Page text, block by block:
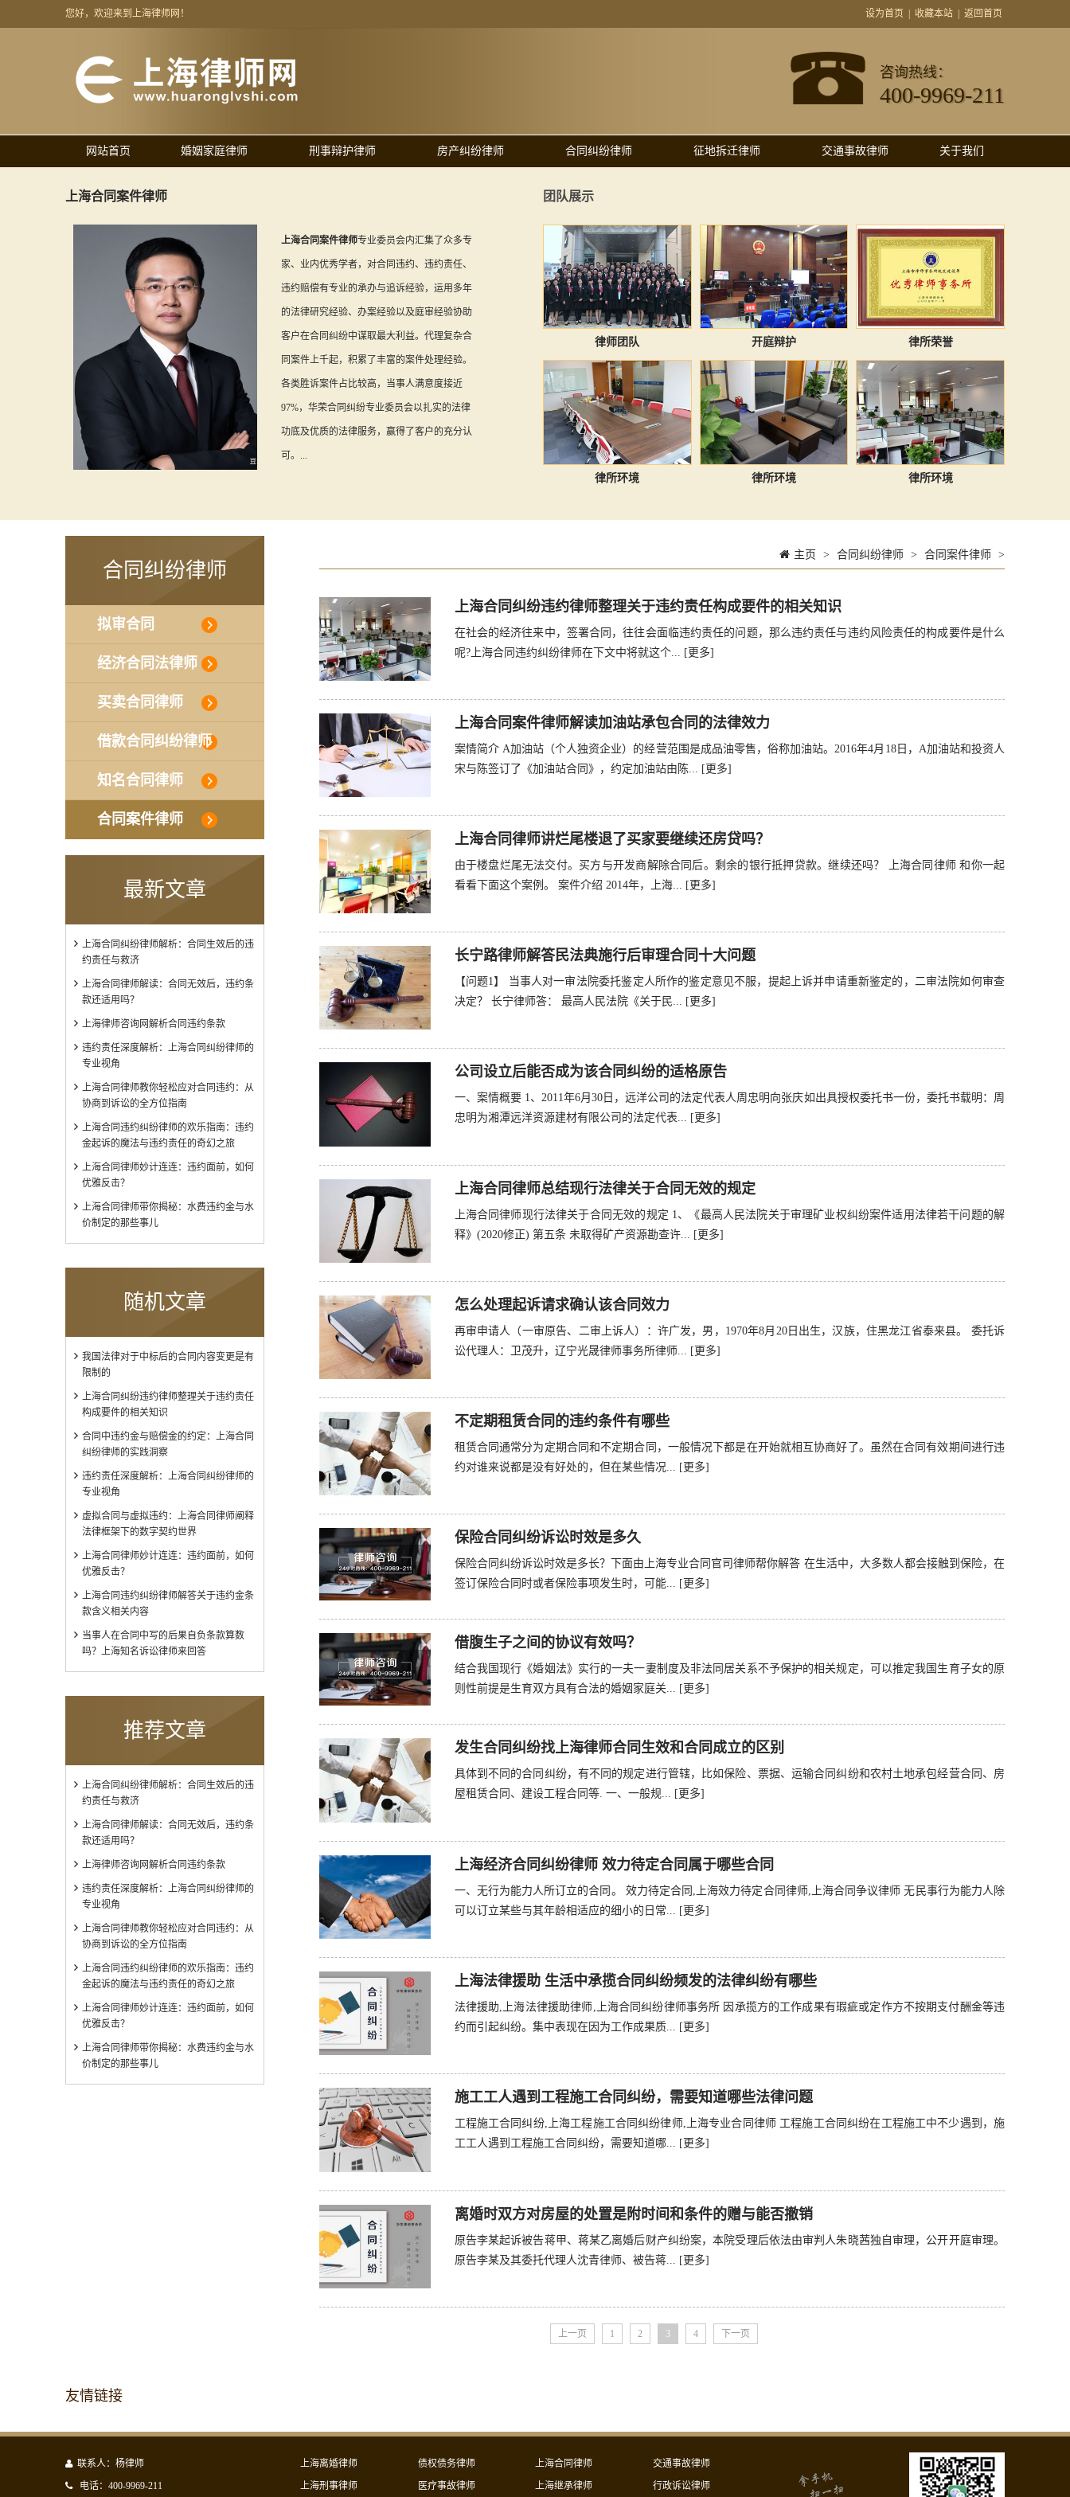
您好，欢迎来到上海律师网！ 设为首页 收藏本站 返回首页
咨询热线：
400-9969-211
网站首页 婚姻家庭律师 刑事辩护律师 房产纠纷律师 合同纠纷律师 征地拆迁律师 交通事故律师 关于我们
上海合同案件律师
上海合同案件律师专业委员会内汇集了众多专
家、业内优秀学者，对合同违约、违约责任、
违约赔偿有专业的承办与追诉经验，运用多年
的法律研究经验、办案经验以及庭审经验协助
客户在合同纠纷中谋取最大利益。代理复杂合
同案件上千起，积累了丰富的案件处理经验。
各类胜诉案件占比较高，当事人满意度接近
97%，华荣合同纠纷专业委员会以扎实的法律
功底及优质的法律服务，赢得了客户的充分认
可。...
团队展示
律师团队 开庭辩护 律所荣誉
律所环境 律所环境 律所环境
合同纠纷律师
拟审合同
经济合同法律师
买卖合同律师
借款合同纠纷律师
知名合同律师
合同案件律师
最新文章
上海合同纠纷律师解析：合同生效后的违
约责任与救济
上海合同律师解读：合同无效后，违约条
款还适用吗？
上海律师咨询网解析合同违约条款
违约责任深度解析：上海合同纠纷律师的
专业视角
上海合同律师教你轻松应对合同违约：从
协商到诉讼的全方位指南
上海合同违约纠纷律师的欢乐指南：违约
金起诉的魔法与违约责任的奇幻之旅
上海合同律师妙计连连：违约面前，如何
优雅反击？
上海合同律师带你揭秘：水费违约金与水
价制定的那些事儿
随机文章
我国法律对于中标后的合同内容变更是有
限制的
上海合同纠纷违约律师整理关于违约责任
构成要件的相关知识
合同中违约金与赔偿金的约定：上海合同
纠纷律师的实践洞察
违约责任深度解析：上海合同纠纷律师的
专业视角
虚拟合同与虚拟违约：上海合同律师阐释
法律框架下的数字契约世界
上海合同律师妙计连连：违约面前，如何
优雅反击？
上海合同违约纠纷律师解答关于违约金条
款含义相关内容
当事人在合同中写的后果自负条款算数
吗？上海知名诉讼律师来回答
推荐文章
上海合同纠纷律师解析：合同生效后的违
约责任与救济
上海合同律师解读：合同无效后，违约条
款还适用吗？
上海律师咨询网解析合同违约条款
违约责任深度解析：上海合同纠纷律师的
专业视角
上海合同律师教你轻松应对合同违约：从
协商到诉讼的全方位指南
上海合同违约纠纷律师的欢乐指南：违约
金起诉的魔法与违约责任的奇幻之旅
上海合同律师妙计连连：违约面前，如何
优雅反击？
上海合同律师带你揭秘：水费违约金与水
价制定的那些事儿
主页 > 合同纠纷律师 > 合同案件律师 >
上海合同纠纷违约律师整理关于违约责任构成要件的相关知识
在社会的经济往来中，签署合同，往往会面临违约责任的问题，那么违约责任与违约风险责任的构成要件是什么
呢?上海合同违约纠纷律师在下文中将就这个... [更多]
上海合同案件律师解读加油站承包合同的法律效力
案情简介 A加油站（个人独资企业）的经营范围是成品油零售，俗称加油站。2016年4月18日，A加油站和投资人
宋与陈签订了《加油站合同》，约定加油站由陈...
[更多]
上海合同律师讲烂尾楼退了买家要继续还房贷吗？
由于楼盘烂尾无法交付。买方与开发商解除合同后。剩余的银行抵押贷款。继续还吗？ 上海合同律师 和你一起
看看下面这个案例。 案件介绍 2014年，上海...
[更多]
长宁路律师解答民法典施行后审理合同十大问题
【问题1】 当事人对一审法院委托鉴定人所作的鉴定意见不服，提起上诉并申请重新鉴定的，二审法院如何审查
决定？ 长宁律师答： 最高人民法院《关于民... [更多]
公司设立后能否成为该合同纠纷的适格原告
一、案情概要 1、2011年6月30日，远洋公司的法定代表人周忠明向张庆如出具授权委托书一份，委托书载明：周
忠明为湘潭远洋资源建材有限公司的法定代表... [更多]
上海合同律师总结现行法律关于合同无效的规定
上海合同律师现行法律关于合同无效的规定 1、《最高人民法院关于审理矿业权纠纷案件适用法律若干问题的解
释》(2020修正) 第五条 未取得矿产资源勘查许... [更多]
怎么处理起诉请求确认该合同效力
再审申请人（一审原告、二审上诉人）：许广发，男，1970年8月20日出生，汉族，住黑龙江省泰来县。 委托诉
讼代理人：卫茂升，辽宁光晟律师事务所律师...
[更多]
不定期租赁合同的违约条件有哪些
租赁合同通常分为定期合同和不定期合同，一般情况下都是在开始就相互协商好了。虽然在合同有效期间进行违
约对谁来说都是没有好处的，但在某些情况... [更多]
保险合同纠纷诉讼时效是多久
保险合同纠纷诉讼时效是多长？下面由上海专业合同官司律师帮你解答 在生活中，大多数人都会接触到保险，在
签订保险合同时或者保险事项发生时，可能... [更多]
借腹生子之间的协议有效吗？
结合我国现行《婚姻法》实行的一夫一妻制度及非法同居关系不予保护的相关规定，可以推定我国生育子女的原
则性前提是生育双方具有合法的婚姻家庭关... [更多]
发生合同纠纷找上海律师合同生效和合同成立的区别
具体到不同的合同纠纷，有不同的规定进行管辖，比如保险、票据、运输合同纠纷和农村土地承包经营合同、房
屋租赁合同、建设工程合同等. 一、一般规... [更多]
上海经济合同纠纷律师 效力待定合同属于哪些合同
一、无行为能力人所订立的合同。 效力待定合同,上海效力待定合同律师,上海合同争议律师 无民事行为能力人除
可以订立某些与其年龄相适应的细小的日常...
[更多]
上海法律援助 生活中承揽合同纠纷频发的法律纠纷有哪些
法律援助,上海法律援助律师,上海合同纠纷律师事务所 因承揽方的工作成果有瑕疵或定作方不按期支付酬金等违
约而引起纠纷。集中表现在因为工作成果质... [更多]
施工工人遇到工程施工合同纠纷，需要知道哪些法律问题
工程施工合同纠纷,上海工程施工合同纠纷律师,上海专业合同律师 工程施工合同纠纷在工程施工中不少遇到，施
工工人遇到工程施工合同纠纷，需要知道哪... [更多]
离婚时双方对房屋的处置是附时间和条件的赠与能否撤销
原告李某起诉被告蒋甲、蒋某乙离婚后财产纠纷案，本院受理后依法由审判人朱晓茜独自审理，公开开庭审理。
原告李某及其委托代理人沈青律师、被告蒋... [更多]
上一页 1 2 3 4 下一页
友情链接
联系人：杨律师
电话：400-9969-211
上海离婚律师
上海刑事律师
债权债务律师
医疗事故律师
上海合同律师
上海继承律师
交通事故律师
行政诉讼律师